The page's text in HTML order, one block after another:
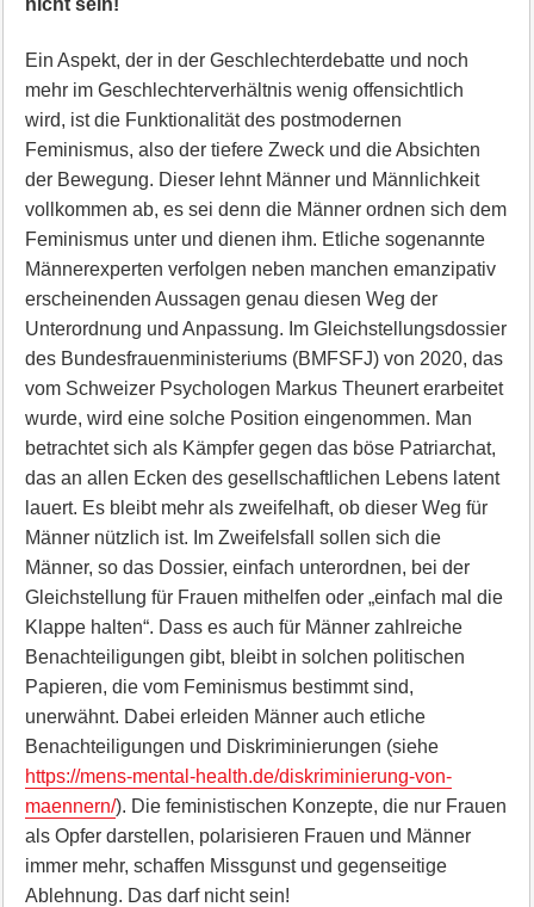
nicht sein!
Ein Aspekt, der in der Geschlechterdebatte und noch
mehr im Geschlechterverhältnis wenig offensichtlich
wird, ist die Funktionalität des postmodernen
Feminismus, also der tiefere Zweck und die Absichten
der Bewegung. Dieser lehnt Männer und Männlichkeit
vollkommen ab, es sei denn die Männer ordnen sich dem
Feminismus unter und dienen ihm. Etliche sogenannte
Männerexperten verfolgen neben manchen emanzipativ
erscheinenden Aussagen genau diesen Weg der
Unterordnung und Anpassung. Im Gleichstellungsdossier
des Bundesfrauenministeriums (BMFSFJ) von 2020, das
vom Schweizer Psychologen Markus Theunert erarbeitet
wurde, wird eine solche Position eingenommen. Man
betrachtet sich als Kämpfer gegen das böse Patriarchat,
das an allen Ecken des gesellschaftlichen Lebens latent
lauert. Es bleibt mehr als zweifelhaft, ob dieser Weg für
Männer nützlich ist. Im Zweifelsfall sollen sich die
Männer, so das Dossier, einfach unterordnen, bei der
Gleichstellung für Frauen mithelfen oder „einfach mal die
Klappe halten“. Dass es auch für Männer zahlreiche
Benachteiligungen gibt, bleibt in solchen politischen
Papieren, die vom Feminismus bestimmt sind,
unerwähnt. Dabei erleiden Männer auch etliche
Benachteiligungen und Diskriminierungen (siehe
https://mens-mental-health.de/diskriminierung-von-
maennern/). Die feministischen Konzepte, die nur Frauen
als Opfer darstellen, polarisieren Frauen und Männer
immer mehr, schaffen Missgunst und gegenseitige
Ablehnung. Das darf nicht sein!